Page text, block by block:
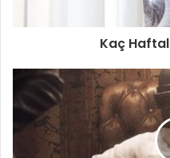
Kaç